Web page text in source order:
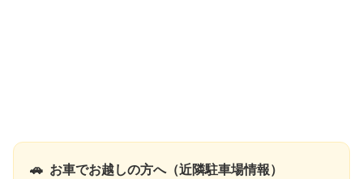
🚗 お車でお越しの方へ（近隣駐車場情報）